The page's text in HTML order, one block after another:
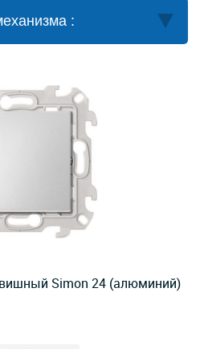
:
Simon 24 (алюминий)